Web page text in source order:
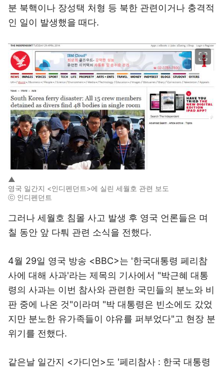
분 북핵이나 장성택 처형 등 북한 관련이거나 충격적
인 일이 발생했을 때다.
▲
영국 일간지 <인디펜던트>에 실린 세월호 관련 보도
ⓒ 인디펜던트
그러나 세월호 침몰 사고 발생 후 영국 언론들은 며
칠 동안 앞 다퉈 관련 소식을 전했다.
4월 29일 영국 방송 <BBC>는 '한국대통령 페리참
사에 대해 사과'라는 제목의 기사에서 "박근혜 대통
령의 사과는 이번 참사와 관련한 국민들의 분노와 비
판 중에 나온 것"이라며 "박 대통령은 빈소에도 갔었
지만 분노한 유가족들이 야유를 퍼부었다"고 현장 분
위기를 전했다.
같은날 일간지 <가디언>도 '페리참사 : 한국 대통령